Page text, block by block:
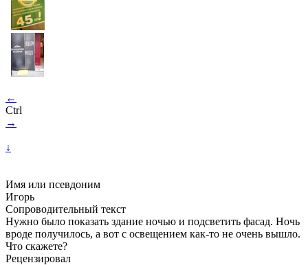
←
Ctrl
→
↓
Имя или псевдоним
Игорь
Сопроводительный текст
Нужно было показать здание ночью и подсветить фасад. Ночь
вроде получилось, а вот с освещением как-то не очень вышло.
Что скажете?
Рецензировал